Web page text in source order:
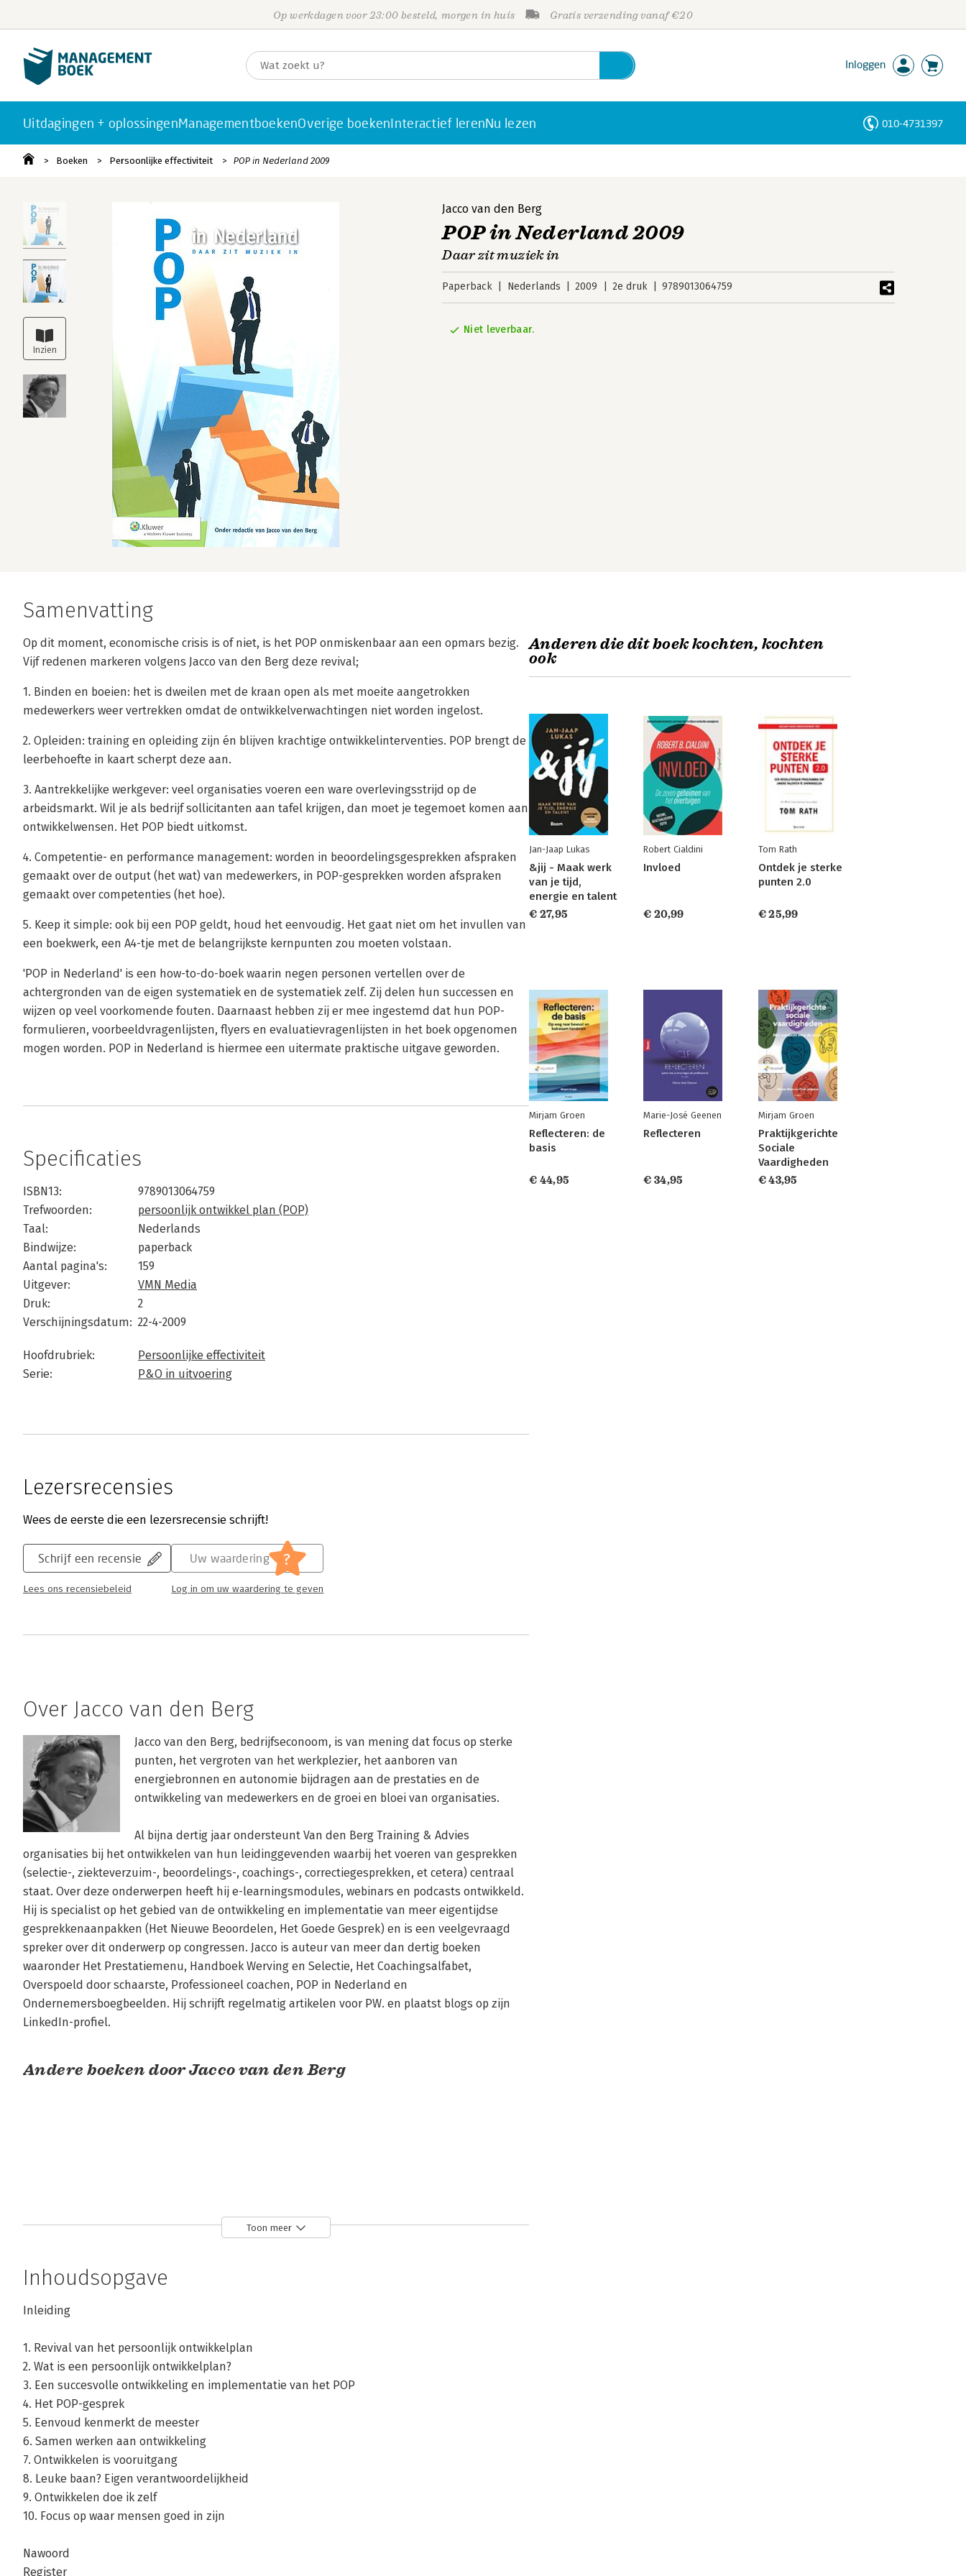
Op werkdagen voor 23:00 besteld, morgen in huis Gratis verzending vanaf €20
Inloggen
Uitdagingen + oplossingenManagementboekenOverige boekenInteractief lerenNu lezen 010-4731397
Boeken Persoonlijke effectiviteit POP in Nederland 2009
Jacco van den Berg
POP in Nederland 2009
Daar zit muziek in
Paperback Nederlands 2009 2e druk 9789013064759
Niet leverbaar.
Samenvatting
Op dit moment, economische crisis is of niet, is het POP onmiskenbaar aan een opmars bezig.
Vijf redenen markeren volgens Jacco van den Berg deze revival;
1. Binden en boeien: het is dweilen met de kraan open als met moeite aangetrokken
medewerkers weer vertrekken omdat de ontwikkelverwachtingen niet worden ingelost.
2. Opleiden: training en opleiding zijn én blijven krachtige ontwikkelinterventies. POP brengt de
leerbehoefte in kaart scherpt deze aan.
3. Aantrekkelijke werkgever: veel organisaties voeren een ware overlevingsstrijd op de
arbeidsmarkt. Wil je als bedrijf sollicitanten aan tafel krijgen, dan moet je tegemoet komen aan
ontwikkelwensen. Het POP biedt uitkomst.
4. Competentie- en performance management: worden in beoordelingsgesprekken afspraken
gemaakt over de output (het wat) van medewerkers, in POP-gesprekken worden afspraken
gemaakt over competenties (het hoe).
5. Keep it simple: ook bij een POP geldt, houd het eenvoudig. Het gaat niet om het invullen van
een boekwerk, een A4-tje met de belangrijkste kernpunten zou moeten volstaan.
'POP in Nederland' is een how-to-do-boek waarin negen personen vertellen over de
achtergronden van de eigen systematiek en de systematiek zelf. Zij delen hun successen en
wijzen op veel voorkomende fouten. Daarnaast hebben zij er mee ingestemd dat hun POP-
formulieren, voorbeeldvragenlijsten, flyers en evaluatievragenlijsten in het boek opgenomen
mogen worden. POP in Nederland is hiermee een uitermate praktische uitgave geworden.
Specificaties
ISBN13:
9789013064759
Trefwoorden:
persoonlijk ontwikkel plan (POP)
Taal:
Nederlands
Bindwijze:
paperback
Aantal pagina's:
159
Uitgever:
VMN Media
Druk:
2
Verschijningsdatum: 22-4-2009
Hoofdrubriek:
Persoonlijke effectiviteit
Serie:
P&O in uitvoering
Lezersrecensies
Wees de eerste die een lezersrecensie schrijft!
Schrijf een recensie
Lees ons recensiebeleid
Uw waardering ?
Log in om uw waardering te geven
Over Jacco van den Berg
Jacco van den Berg, bedrijfseconoom, is van mening dat focus op sterke
punten, het vergroten van het werkplezier, het aanboren van
energiebronnen en autonomie bijdragen aan de prestaties en de
ontwikkeling van medewerkers en de groei en bloei van organisaties.
Al bijna dertig jaar ondersteunt Van den Berg Training & Advies
organisaties bij het ontwikkelen van hun leidinggevenden waarbij het voeren van gesprekken
(selectie-, ziekteverzuim-, beoordelings-, coachings-, correctiegesprekken, et cetera) centraal
staat. Over deze onderwerpen heeft hij e-learningsmodules, webinars en podcasts ontwikkeld.
Hij is specialist op het gebied van de ontwikkeling en implementatie van meer eigentijdse
gesprekkenaanpakken (Het Nieuwe Beoordelen, Het Goede Gesprek) en is een veelgevraagd
spreker over dit onderwerp op congressen. Jacco is auteur van meer dan dertig boeken
waaronder Het Prestatiemenu, Handboek Werving en Selectie, Het Coachingsalfabet,
Overspoeld door schaarste, Professioneel coachen, POP in Nederland en
Ondernemersboegbeelden. Hij schrijft regelmatig artikelen voor PW. en plaatst blogs op zijn
LinkedIn-profiel.
Andere boeken door Jacco van den Berg
gesprekkenboek
Beoordelen
Bekijk alle boeken
Toon meer
Inhoudsopgave
Inleiding
1. Revival van het persoonlijk ontwikkelplan
2. Wat is een persoonlijk ontwikkelplan?
3. Een succesvolle ontwikkeling en implementatie van het POP
4. Het POP-gesprek
5. Eenvoud kenmerkt de meester
6. Samen werken aan ontwikkeling
7. Ontwikkelen is vooruitgang
8. Leuke baan? Eigen verantwoordelijkheid
9. Ontwikkelen doe ik zelf
10. Focus op waar mensen goed in zijn
Nawoord
Register
Anderen die dit boek kochten, kochten
ook
Jan-Jaap Lukas
&jij - Maak werk
van je tijd,
energie en talent
€ 27,95
Robert Cialdini
Invloed
€ 20,99
Tom Rath
Ontdek je sterke
punten 2.0
€ 25,99
Mirjam Groen
Reflecteren: de
basis
€ 44,95
Marie-José Geenen
Reflecteren
€ 34,95
Mirjam Groen
Praktijkgerichte
Sociale
Vaardigheden
€ 43,95
Personen